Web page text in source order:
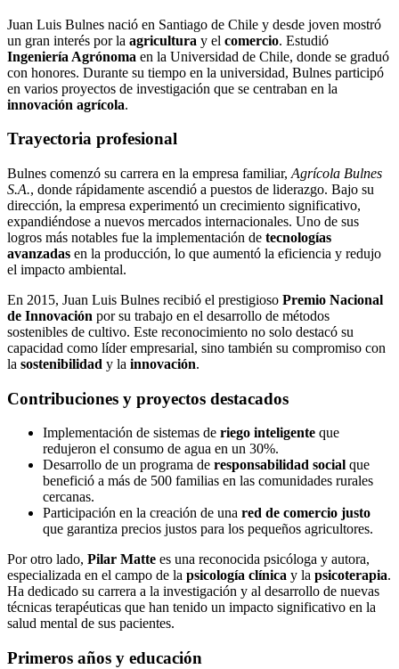
Juan Luis Bulnes nació en Santiago de Chile y desde joven mostró
un gran interés por la agricultura y el comercio. Estudió
Ingeniería Agrónoma en la Universidad de Chile, donde se graduó
con honores. Durante su tiempo en la universidad, Bulnes participó
en varios proyectos de investigación que se centraban en la
innovación agrícola.
Trayectoria profesional
Bulnes comenzó su carrera en la empresa familiar, Agrícola Bulnes
S.A., donde rápidamente ascendió a puestos de liderazgo. Bajo su
dirección, la empresa experimentó un crecimiento significativo,
expandiéndose a nuevos mercados internacionales. Uno de sus
logros más notables fue la implementación de tecnologías
avanzadas en la producción, lo que aumentó la eficiencia y redujo
el impacto ambiental.
En 2015, Juan Luis Bulnes recibió el prestigioso Premio Nacional
de Innovación por su trabajo en el desarrollo de métodos
sostenibles de cultivo. Este reconocimiento no solo destacó su
capacidad como líder empresarial, sino también su compromiso con
la sostenibilidad y la innovación.
Contribuciones y proyectos destacados
Implementación de sistemas de riego inteligente que
redujeron el consumo de agua en un 30%.
Desarrollo de un programa de responsabilidad social que
benefició a más de 500 familias en las comunidades rurales
cercanas.
Participación en la creación de una red de comercio justo
que garantiza precios justos para los pequeños agricultores.
Por otro lado, Pilar Matte es una reconocida psicóloga y autora,
especializada en el campo de la psicología clínica y la psicoterapia.
Ha dedicado su carrera a la investigación y al desarrollo de nuevas
técnicas terapéuticas que han tenido un impacto significativo en la
salud mental de sus pacientes.
Primeros años y educación